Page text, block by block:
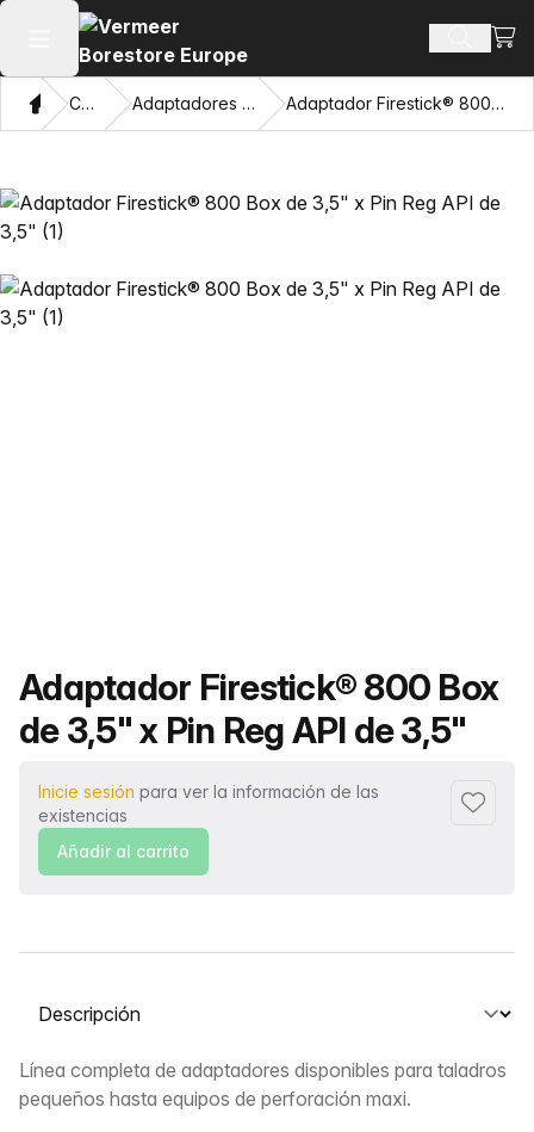
Abrir menú principal Buscar
Ver
Hogar
Catálogo Adaptadores y ojos de extracción Adaptador Firestick® 800 Box de 3,5" x Pin Reg API de 3,5"
Nombre del producto
Adaptador Firestick® 800 Box
de 3,5" x Pin Reg API de 3,5"
Inicie sesión para ver la información de las
existencias
Añadir
Añadir al carrito
Seleccione una pestaña
Descripción
Línea completa de adaptadores disponibles para taladros
pequeños hasta equipos de perforación maxi.